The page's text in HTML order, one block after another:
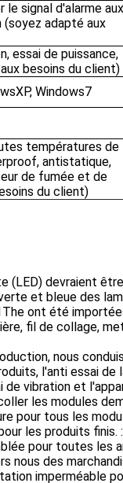
signal d'alarme aux
adapté aux
essai de puissance,
besoins du client)
Windows7
températures de
antistatique,
de fumée et de
du client)
(LED) devraient
et bleue des
ont été
fil de collage,
nous
l'anti essai de
de vibration et
les modules
pour tous les
les produits finis.
pour toutes les
nous des
imperméable